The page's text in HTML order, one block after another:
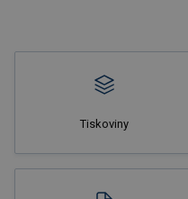
Tiskoviny